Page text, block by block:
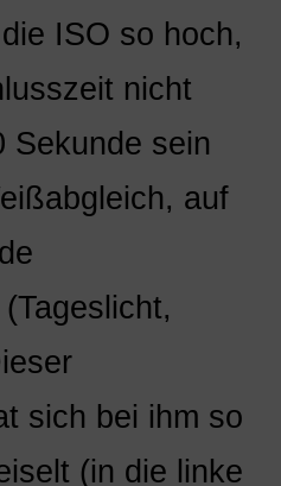
ISO so hoch,
nicht
Sekunde sein
auf
sich bei ihm so
(in die linke